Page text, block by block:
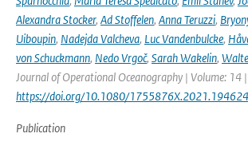
Alexandra Stocker, Ad Stoffelen, Anna Teruzzi,
Uiboupin, Nadejda Valcheva, Luc Vandenbulcke,
von Schuckmann, Nedo Vrgoč, Sarah Wakelin,
Journal of Operational Oceanography | Volume: 14
https://doi.org/10.1080/
Publication